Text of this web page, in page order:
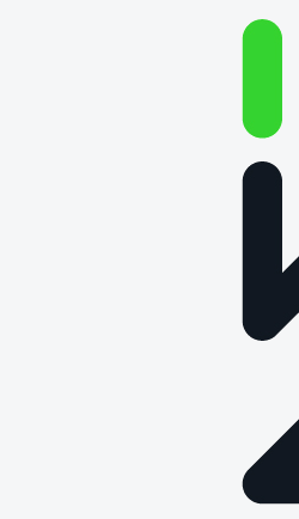
Artykuł o
drewnianym w
czasopiśmie
The Future of Wood
Opportunities and Barriers
współautorstwa
Łukasiewicz – PIT ukazał się w